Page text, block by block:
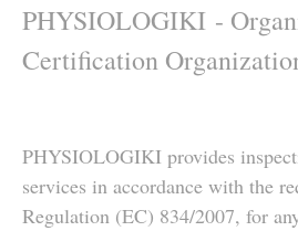
PHYSIOLOGIKI -
Certification
PHYSIOLOGIKI provides
services in accordance with the
Regulation (EC) 834/2007, for